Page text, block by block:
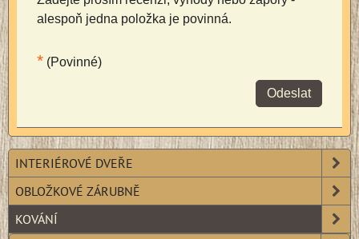
alespoň jedna položka je povinná.
* (Povinné)
Odeslat
INTERIÉROVÉ DVEŘE
OBLOŽKOVÉ ZÁRUBNĚ
KOVÁNÍ